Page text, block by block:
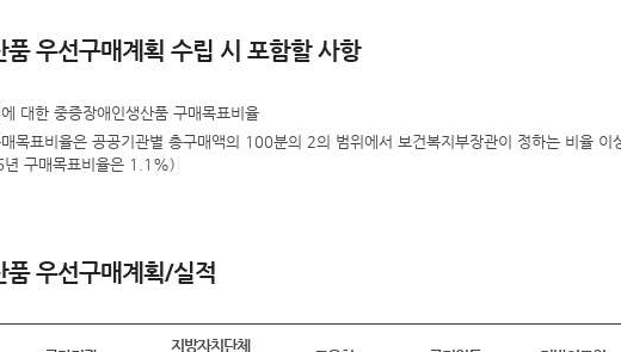
품 우선구매계획 수립 시 포함할 사항
대한 중증장애인생산품 구매목표비율
목표비율은 공공기관별 총구매액의 100분의 2의 범위에서 보건복지부장관이 정하는 비율 이
구매목표비율은 1.1%)
품 우선구매계획/실적
지방자치단체